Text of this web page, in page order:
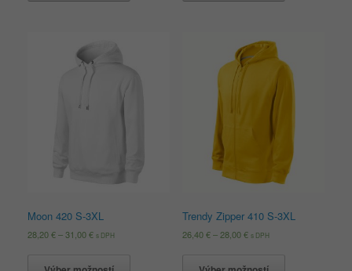
Moon 420 S-3XL
28,20€–31,00€ s DPH
Trendy Zipper 410 S-3XL
26,40€–28,00€ s DPH